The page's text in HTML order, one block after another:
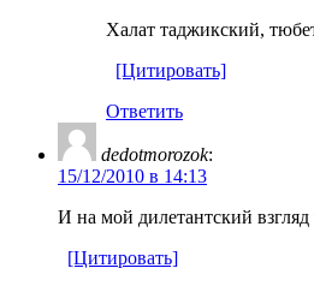
Халат таджикский,
[Цитировать]
Ответить
dedotmorozok:
15/12/2010 в 14:13
И на мой дилетантский
[Цитировать]